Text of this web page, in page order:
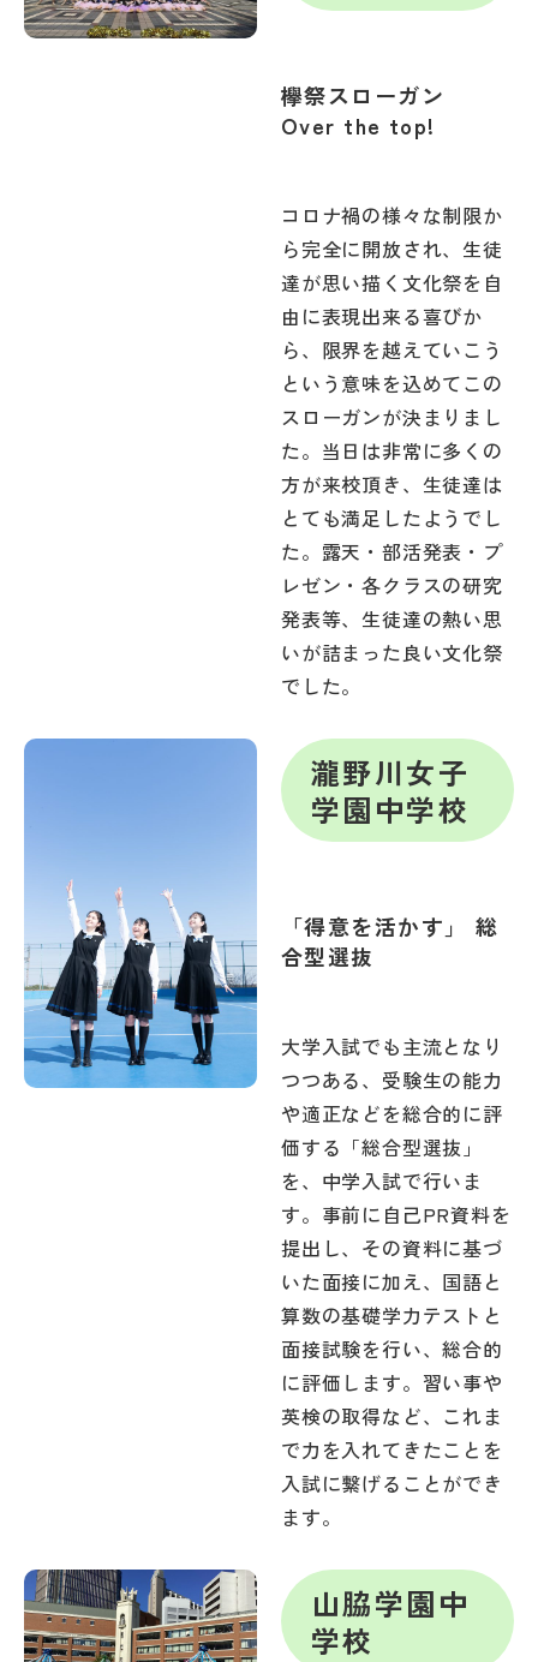
欅祭スローガン
Over the top!
コロナ禍の様々な制限か
ら完全に開放され、生徒
達が思い描く文化祭を自
由に表現出来る喜びか
ら、限界を越えていこう
という意味を込めてこの
スローガンが決まりまし
た。当日は非常に多くの
方が来校頂き、生徒達は
とても満足したようでし
た。露天・部活発表・プ
レゼン・各クラスの研究
発表等、生徒達の熱い思
いが詰まった良い文化祭
でした。
瀧野川女子
学園中学校
「得意を活かす」 総
合型選抜
大学入試でも主流となり
つつある、受験生の能力
や適正などを総合的に評
価する「総合型選抜」
を、中学入試で行いま
す。事前に自己PR資料を
提出し、その資料に基づ
いた面接に加え、国語と
算数の基礎学力テストと
面接試験を行い、総合的
に評価します。習い事や
英検の取得など、これま
で力を入れてきたことを
入試に繋げることができ
ます。
山脇学園中
学校